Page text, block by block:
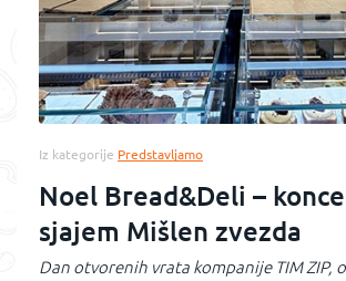
Iz kategorije Predstavljamo
Noel Bread&Deli –
sjajem Mišlen zvezda
Dan otvorenih vrata kompanije TIM ZIP,